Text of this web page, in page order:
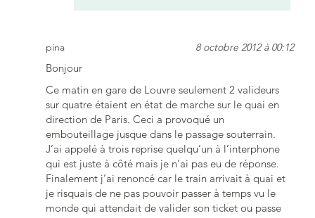
pina 8 octobre 2012 à 00:12
Bonjour
Ce matin en gare de Louvre seulement 2 valideurs
sur quatre étaient en état de marche sur le quai en
direction de Paris. Ceci a provoqué un
embouteillage jusque dans le passage souterrain.
J’ai appelé à trois reprise quelqu’un à l’interphone
qui est juste à côté mais je n’ai pas eu de réponse.
Finalement j’ai renoncé car le train arrivait à quai et
je risquais de ne pas pouvoir passer à temps vu le
monde qui attendait de valider son ticket ou passe